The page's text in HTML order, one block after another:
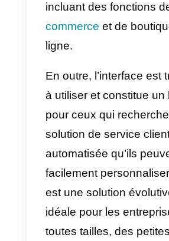
personnaliser
En fin de compte,
dépendra des
spécifiques de
de la disponibilité
pour mettre en
solution de
automatisée.
assez important